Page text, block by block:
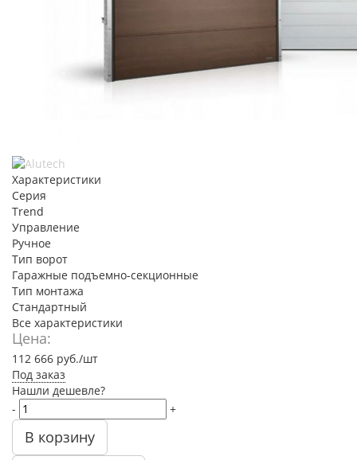
Характеристики
Серия
Trend
Управление
Ручное
Тип ворот
Гаражные подъемно-секционные
Тип монтажа
Стандартный
Все характеристики
Цена:
112 666 руб./шт
Под заказ
Нашли дешевле?
-
+
В корзину